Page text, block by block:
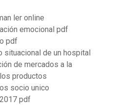
ler online
emocional pdf
pdf
situacional de un hospital
de mercados a la
productos
socio unico
pdf